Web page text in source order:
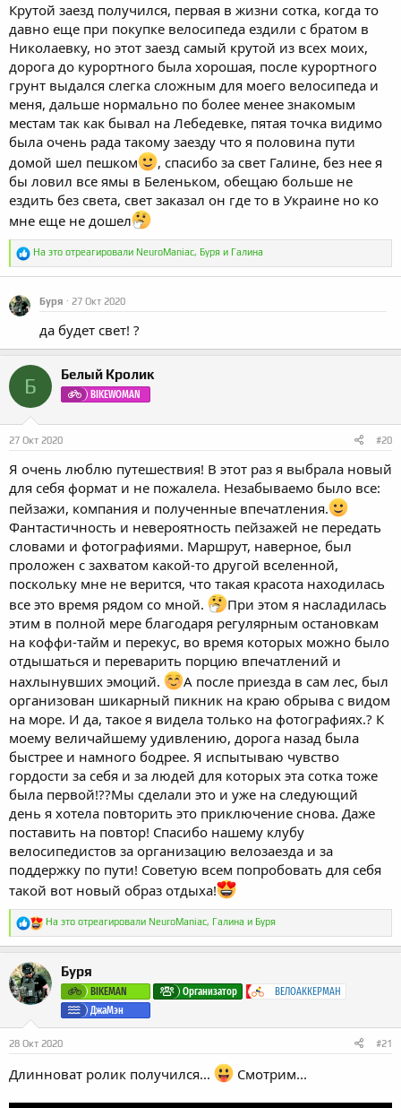
Крутой заезд получился, первая в жизни сотка, когда то
давно еще при покупке велосипеда ездили с братом в
Николаевку, но этот заезд самый крутой из всех моих,
дорога до курортного была хорошая, после курортного
грунт выдался слегка сложным для моего велосипеда и
меня, дальше нормально по более менее знакомым
местам так как бывал на Лебедевке, пятая точка видимо
была очень рада такому заезду что я половина пути
домой шел пешком
, спасибо за свет Галине, без нее я
бы ловил все ямы в Беленьком, обещаю больше не
ездить без света, свет заказал он где то в Украине но ко
мне еще не дошел
Р
а
На это отреагировали NeuroManiac, Буря и Галина
Буря 27 Окт 2020
да будет свет! ?
Б Белый Кролик
BIKEWOMAN
27 Окт 2020 #20
Я очень люблю путешествия! В этот раз я выбрала новый
для себя формат и не пожалела. Незабываемо было все:
пейзажи, компания и полученные впечатления.
Фантастичность и невероятность пейзажей не передать
словами и фотографиями. Маршрут, наверное, был
проложен с захватом какой-то другой вселенной,
поскольку мне не верится, что такая красота находилась
все это время рядом со мной.
При этом я насладилась
этим в полной мере благодаря регулярным остановкам
на коффи-тайм и перекус, во время которых можно было
отдышаться и переварить порцию впечатлений и
нахлынувших эмоций.
А после приезда в сам лес, был
организован шикарный пикник на краю обрыва с видом
на море. И да, такое я видела только на фотографиях.? К
моему величайшему удивлению, дорога назад была
быстрее и намного бодрее. Я испытываю чувство
гордости за себя и за людей для которых эта сотка тоже
была первой!??Мы сделали это и уже на следующий
день я хотела повторить это приключение снова. Даже
поставить на повтор! Спасибо нашему клубу
велосипедистов за организацию велозаезда и за
поддержку по пути! Советую всем попробовать для себя
такой вот новый образ отдыха!
Р
а
ц
и
и
На это отреагировали NeuroManiac, Галина и Буря
Буря
BIKEMAN Организатор
ВЕЛОАККЕРМАН
ДжаМэн
28 Окт 2020 #21
Длинноват ролик получился... Смотрим...